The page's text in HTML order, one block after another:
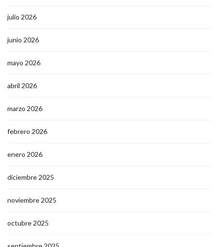
julio 2026
junio 2026
mayo 2026
abril 2026
marzo 2026
febrero 2026
enero 2026
diciembre 2025
noviembre 2025
octubre 2025